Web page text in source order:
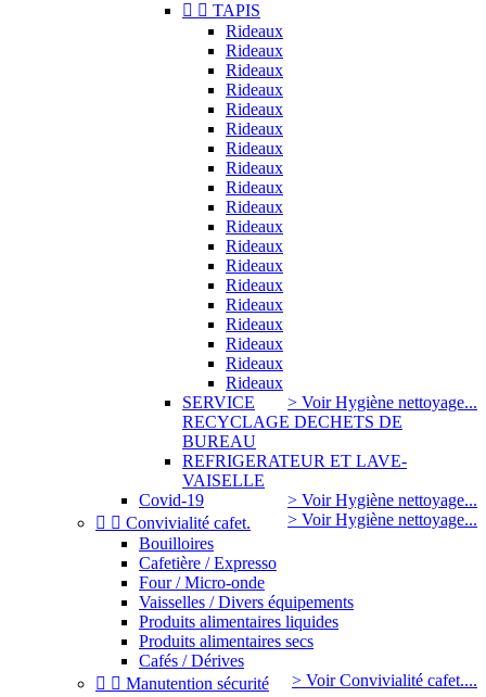
  TAPIS
Rideaux
Rideaux
Rideaux
Rideaux
Rideaux
Rideaux
Rideaux
Rideaux
Rideaux
Rideaux
Rideaux
Rideaux
Rideaux
Rideaux
Rideaux
Rideaux
Rideaux
Rideaux
Rideaux
> Voir Hygiène nettoyage...
SERVICE
RECYCLAGE DECHETS DE
BUREAU
REFRIGERATEUR ET LAVE-
VAISELLE
> Voir Hygiène nettoyage...
Covid-19
> Voir Hygiène nettoyage...
  Convivialité cafet.
Bouilloires
Cafetière / Expresso
Four / Micro-onde
Vaisselles / Divers équipements
Produits alimentaires liquides
Produits alimentaires secs
Cafés / Dérives
> Voir Convivialité cafet....
  Manutention sécurité